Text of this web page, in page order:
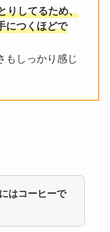
りしてるため、
につくほどで
もしっかり感じ
はコーヒーで